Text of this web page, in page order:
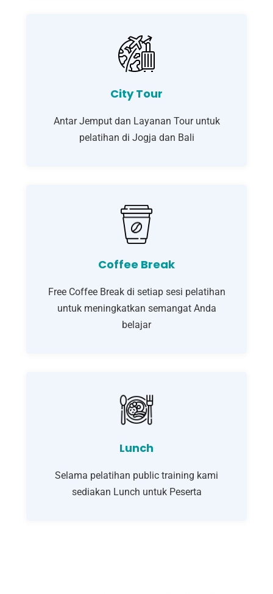
City Tour
Antar Jemput dan Layanan Tour untuk
pelatihan di Jogja dan Bali
Coffee Break
Free Coffee Break di setiap sesi pelatihan
untuk meningkatkan semangat Anda
belajar
Lunch
Selama pelatihan public training kami
sediakan Lunch untuk Peserta